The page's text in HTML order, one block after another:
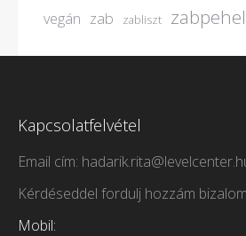
vegán zab zabliszt
Kapcsolatfelvétel
Email cím:
Kérdéseddel fordulj hozzám
Mobil: